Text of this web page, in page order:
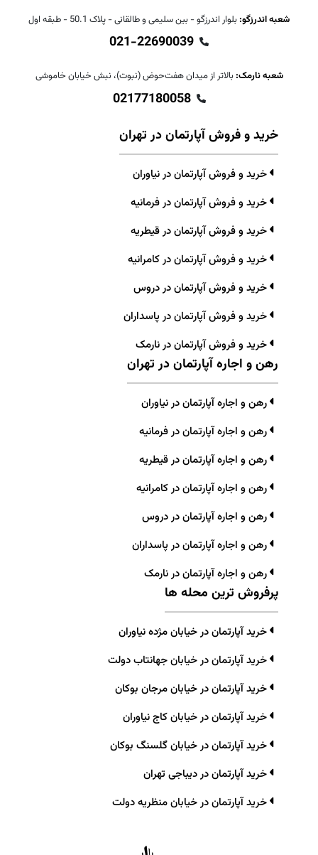
شعبه اندرزگو: بلوار اندرزگو - بین سلیمی و طالقانی - پلاک 50.1 - طبقه اول
021-22690039
شعبه نارمک: بالاتر از میدان هفت‌حوض (نبوت)، نبش خیابان خاموشی
02177180058
خرید و فروش آپارتمان در تهران
خرید و فروش آپارتمان در نیاوران
خرید و فروش آپارتمان در فرمانیه
خرید و فروش آپارتمان در قیطریه
خرید و فروش آپارتمان در کامرانیه
خرید و فروش آپارتمان در دروس
خرید و فروش آپارتمان در پاسداران
خرید و فروش آپارتمان در نارمک
رهن و اجاره آپارتمان در تهران
رهن و اجاره آپارتمان در نیاوران
رهن و اجاره آپارتمان در فرمانیه
رهن و اجاره آپارتمان در قیطریه
رهن و اجاره آپارتمان در کامرانیه
رهن و اجاره آپارتمان در دروس
رهن و اجاره آپارتمان در پاسداران
رهن و اجاره آپارتمان در نارمک
پرفروش ترین محله ها
خرید آپارتمان در خیابان مژده نیاوران
خرید آپارتمان در خیابان جهانتاب دولت
خرید آپارتمان در خیابان مرجان بوکان
خرید آپارتمان در خیابان کاج نیاوران
خرید آپارتمان در خیابان گلسنگ بوکان
خرید آپارتمان در دیباجی تهران
خرید آپارتمان در خیابان منظریه دولت